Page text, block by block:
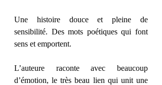
Une histoire douce et pleine de
sensibilité. Des mots poétiques qui font
sens et emportent.
L’auteure raconte avec beaucoup
d’émotion, le très beau lien qui unit une